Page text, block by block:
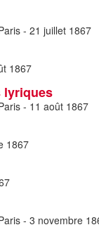
- 21 juillet 1867
1867
lyriques
- 11 août 1867
1867
- 3 novembre